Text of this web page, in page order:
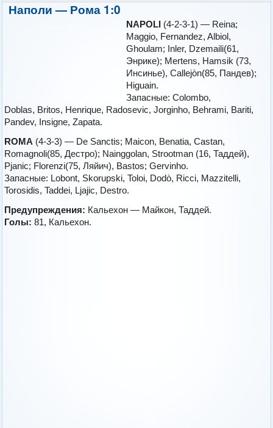
Наполи — Рома 1:0
NAPOLI (4-2-3-1) — Reina;
Maggio, Fernandez, Albiol,
Ghoulam; Inler, Dzemaili(61,
Энрике); Mertens, Hamsik (73,
Инсинье), Callejòn(85, Пандев);
Higuain.
Запасные: Colombo,
Doblas, Britos, Henrique, Radosevic, Jorginho, Behrami, Bariti,
Pandev, Insigne, Zapata.
ROMA (4-3-3) — De Sanctis; Maicon, Benatia, Castan,
Romagnoli(85, Дестро); Nainggolan, Strootman (16, Таддей),
Pjanic; Florenzi(75, Ляйич), Bastos; Gervinho.
Запасные: Lobont, Skorupski, Toloi, Dodò, Ricci, Mazzitelli,
Torosidis, Taddei, Ljajic, Destro.
Предупреждения: Кальехон — Майкон, Таддей.
Голы: 81, Кальехон.